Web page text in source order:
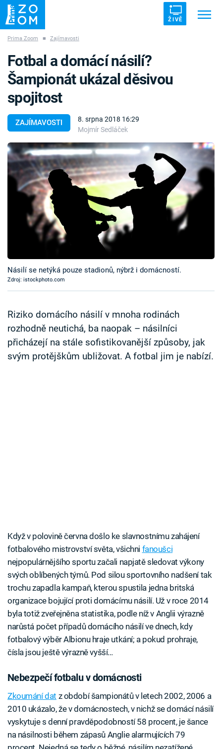
ŽIVĚ
ZÁHADY VETŘELCI DÁVNOVĚKU
Témata
Témata
Pořady
TV Program
Časopis
Sledujte prima+
Sledujte nás
Prima Zoom ■ Zajímavosti
ZAJÍMAVOSTI
8. srpna 2018 16:29
Mojmír Sedláček
Fotbal a domácí násilí?
Šampionát ukázal děsivou
spojitost
Násilí se netýká pouze stadionů, nýbrž i domácností.
Zdroj: istockphoto.com
Riziko domácího násilí v mnoha rodinách
rozhodně neutichá, ba naopak – násilníci
přicházejí na stále sofistikovanější způsoby, jak
svým protějškům ubližovat. A fotbal jim je nabízí.
Když v polovině června došlo ke slavnostnímu zahájení
fotbalového mistrovství světa, všichni fanoušci
nejpopulárnějšího sportu začali napjatě sledovat výkony
svých oblíbených týmů. Pod silou sportovního nadšení tak
trochu zapadla kampaň, kterou spustila jedna britská
organizace bojující proti domácímu násilí. Už v roce 2014
byla totiž zveřejněna statistika, podle níž v Anglii výrazně
narůstá počet případů domácího násilí ve dnech, kdy
fotbalový výběr Albionu hraje utkání; a pokud prohraje,
čísla jsou ještě výrazně vyšší…
Nebezpečí fotbalu v domácnosti
Zkoumání dat z období šampionátů v letech 2002, 2006 a
2010 ukázalo, že v domácnostech, v nichž se domácí násilí
vyskytuje s denní pravděpodobností 58 procent, je šance
na násilnosti během zápasů Anglie alarmujících 79